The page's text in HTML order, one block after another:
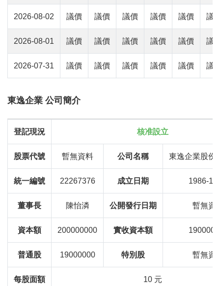
2026-08-02 議價 議價 議價 議價 議價 議
2026-08-01 議價 議價 議價 議價 議價 議
2026-07-31 議價 議價 議價 議價 議價 議
東逸企業 公司簡介
登記現況 核准設立
股票代號 暫無資料 公司名稱 東逸企業股份
統一編號 22267376 成立日期 1986-
董事長 陳怡潾 公開發行日期 暫無資
資本額 200000000 實收資本額
普通股 19000000 特別股 暫無資
每股面額 10 元